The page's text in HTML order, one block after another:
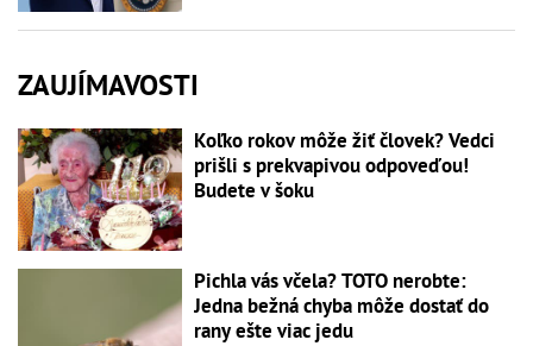
ZAUJÍMAVOSTI
Koľko rokov môže žiť človek? Vedci
prišli s prekvapivou odpoveďou!
Budete v šoku
Pichla vás včela? TOTO nerobte:
Jedna bežná chyba môže dostať do
rany ešte viac jedu